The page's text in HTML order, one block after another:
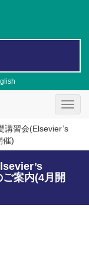
講習会(Elsevier’s
催)
案内(4月開